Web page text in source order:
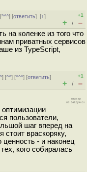
^^^] [ответить][↑]
+1
+ / –
на коленке из того что
приватных сервисов
из TypeScript,
^] [^^] [^^^] [ответить]
+1
+ / –
пользователи,
шаг вперед на
стоит враскоряку,
- и наконец
кого собиралась